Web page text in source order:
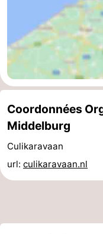
Nature
Oosterschelde
Burgh
Haamstede
-
Nature
Kop
Schouwen
Walcheren
-
Nature
-
Coordonnées
Middelburg
Culikaravaan
url: culikaravaan.nl